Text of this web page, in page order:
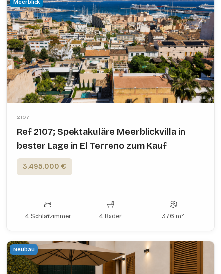
Meerblick
2107
Ref 2107; Spektakuläre Meerblickvilla in
bester Lage in El Terreno zum Kauf
3.495.000 €
4 Schlafzimmer 4 Bäder 376 m²
Neubau